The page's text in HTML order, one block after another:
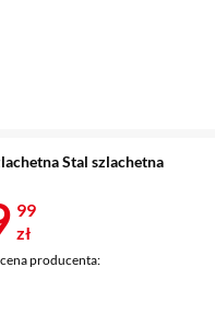
Stal szlachetna
189,99
99
zł
producenta: